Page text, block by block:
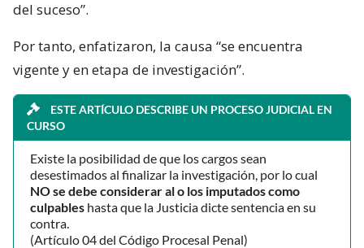
del suceso”.
Por tanto, enfatizaron, la causa “se encuentra
vigente y en etapa de investigación”.
ESTE ARTÍCULO DESCRIBE UN PROCESO JUDICIAL EN
CURSO
Existe la posibilidad de que los cargos sean
desestimados al finalizar la investigación, por lo cual
NO se debe considerar al o los imputados como
culpables hasta que la Justicia dicte sentencia en su
contra.
(Artículo 04 del Código Procesal Penal)